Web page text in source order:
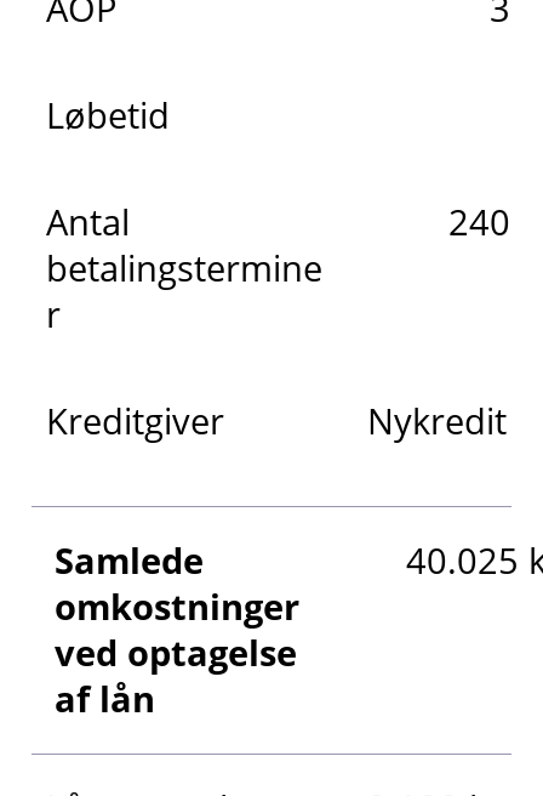
Løbetid
Antal
betalingstermine
r
240
Kreditgiver Nykredit
Samlede
omkostninger
ved optagelse
af lån
40.025